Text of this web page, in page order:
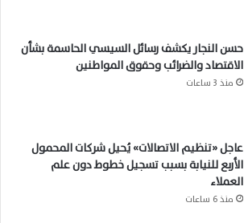
حسن النجار يكشف رسائل السيسي الحاسمة بشأن
الاقتصاد والضرائب وحقوق المواطنين
منذ 3 ساعات
عاجل «تنظيم الاتصالات» يُحيل شركات المحمول
الأربع للنيابة بسبب تسجيل خطوط دون علم
العملاء
منذ 6 ساعات